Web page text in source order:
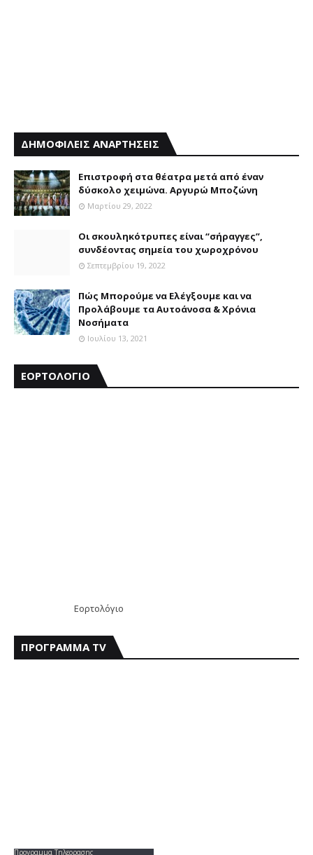
ΔΗΜΟΦΙΛΕΙΣ ΑΝΑΡΤΗΣΕΙΣ
Επιστροφή στα θέατρα μετά από έναν
δύσκολο χειμώνα. Αργυρώ Μποζώνη
Μαρτίου 29, 2022
Οι σκουληκότρυπες είναι “σήραγγες”,
συνδέοντας σημεία του χωροχρόνου
Σεπτεμβρίου 19, 2022
Πώς Μπορούμε να Ελέγξουμε και να
Προλάβουμε τα Αυτοάνοσα & Χρόνια
Νοσήματα
Ιουλίου 13, 2021
ΕΟΡΤΟΛΟΓΙΟ
Εορτολόγιο
ΠΡΟΓΡΑΜΜΑ TV
Προγραμμα Τηλεορασης